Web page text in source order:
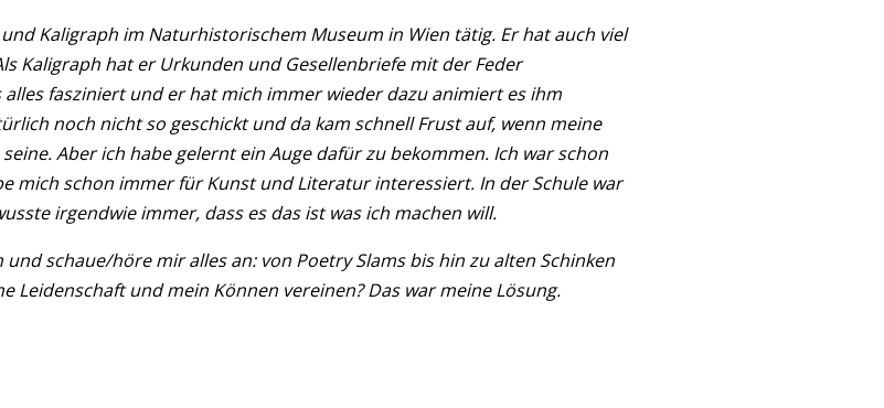
Kaligraph im Naturhistorischem Museum in Wien tätig. Er hat auch viel
Kaligraph hat er Urkunden und Gesellenbriefe mit der Feder
fasziniert und er hat mich immer wieder dazu animiert es ihm
noch nicht so geschickt und da kam schnell Frust auf, wenn meine
Aber ich habe gelernt ein Auge dafür zu bekommen. Ich war schon
mich schon immer für Kunst und Literatur interessiert. In der Schule war
irgendwie immer, dass es das ist was ich machen will.
schaue/höre mir alles an: von Poetry Slams bis hin zu alten Schinken
Leidenschaft und mein Können vereinen? Das war meine Lösung.